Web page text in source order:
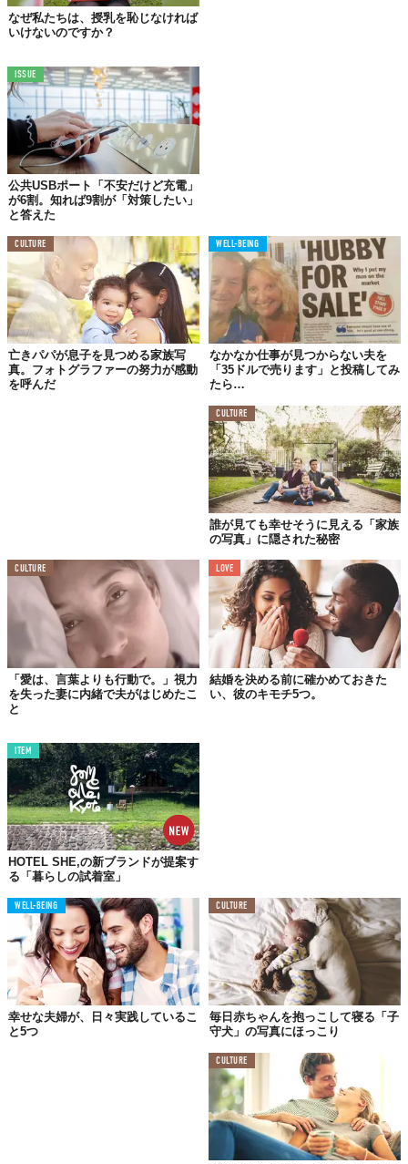
てすぐに日本への勤務が決まったそう。
そのことがきっかけで、奥さんから依頼を受けたTraci Lynnさん
ました。それを見た時、夫婦は涙を流すほど感激したといいま
す。
なぜ私たちは、授乳を恥じなければ
いけないのですか？
ISSUE
公共USBポート「不安だけど充電」
が6割。知れば9割が「対策したい」
と答えた
CULTURE
亡きパパが息子を見つめる家族写
真。フォトグラファーの努力が感動
を呼んだ
WELL-BEING
なかなか仕事が見つからない夫を
「35ドルで売ります」と投稿してみ
たら…
CULTURE
誰が見ても幸せそうに見える「家族
の写真」に隠された秘密
CULTURE
「愛は、言葉よりも行動で。」視力
を失った妻に内緒で夫がはじめたこ
と
LOVE
結婚を決める前に確かめておきた
い、彼のキモチ5つ。
ITEM
HOTEL SHE,の新ブランドが提案す
る「暮らしの試着室」
WELL-BEING
幸せな夫婦が、日々実践しているこ
と5つ
CULTURE
毎日赤ちゃんを抱っこして寝る「子
守犬」の写真にほっこり
CULTURE